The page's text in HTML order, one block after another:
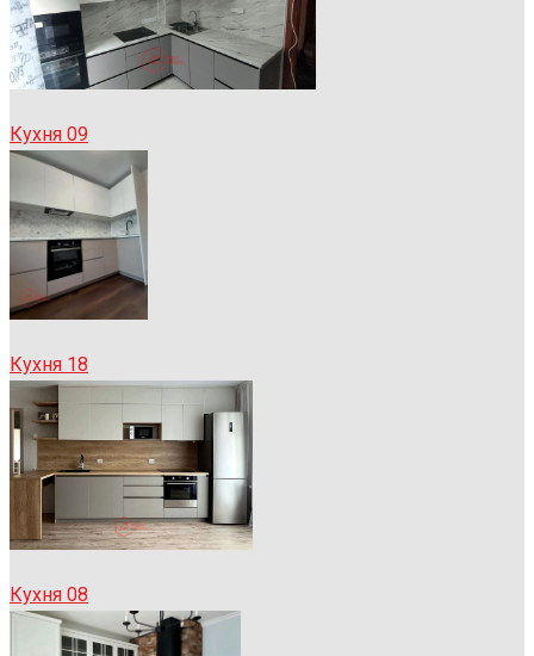
Кухня 09
Кухня 18
Кухня 08